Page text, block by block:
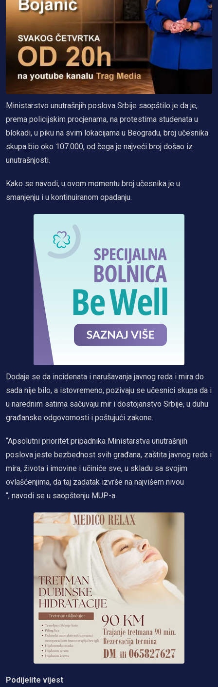
Ministarstvo unutrašnjih poslova Srbije saopštilo je da je,
prema policijskim procjenama, na protestima studenata u
blokadi, u piku na svim lokacijama u Beogradu, broj učesnika
skupa bio oko 107.000, od čega je najveći broj došao iz
unutrašnjosti.
Kako se navodi, u ovom momentu broj učesnika je u
smanjenju i u kontinuiranom opadanju.
Dodaje se da incidenata i narušavanja javnog reda i mira do
sada nije bilo, a istovremeno, pozivaju se učesnici skupa da i
u narednim satima sačuvaju mir i dostojanstvo Srbije, u duhu
građanske odgovornosti i poštujući zakone.
“Apsolutni prioritet pripadnika Ministarstva unutrašnjih
poslova jeste bezbednost svih građana, zaštita javnog reda i
mira, života i imovine i učiniće sve, u skladu sa svojim
ovlašćenjima, da taj zadatak izvrše na najvišem nivou
“, navodi se u saopštenju MUP-a.
Podijelite vijest